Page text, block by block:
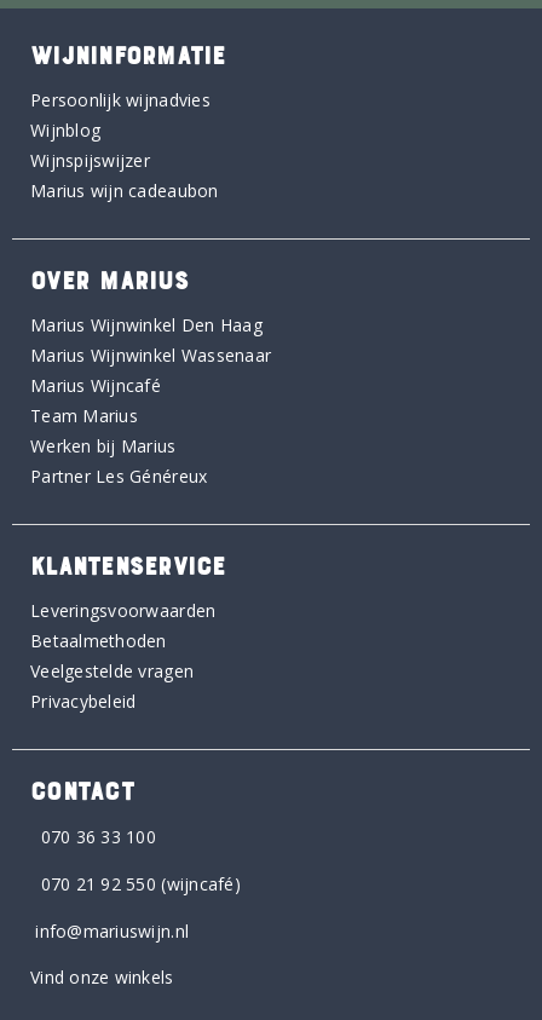
WIJNINFORMATIE
Persoonlijk wijnadvies
Wijnblog
Wijnspijswijzer
Marius wijn cadeaubon
OVER MARIUS
Marius Wijnwinkel Den Haag
Marius Wijnwinkel Wassenaar
Marius Wijncafé
Team Marius
Werken bij Marius
Partner Les Généreux
KLANTENSERVICE
Leveringsvoorwaarden
Betaalmethoden
Veelgestelde vragen
Privacybeleid
CONTACT
070 36 33 100
070 21 92 550 (wijncafé)
info@mariuswijn.nl
Vind onze winkels